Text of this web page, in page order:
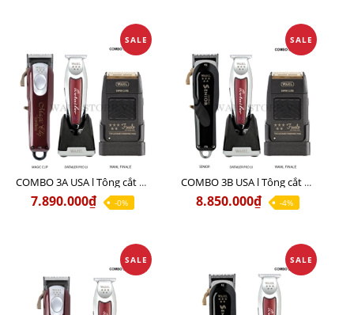
SALE
COMBO 3A USA l Tông cắt MAGIC + Tông viền DETAILER PRO LI + Cạo khô FINALE
7.890.000₫ -0%
SALE
COMBO 3B USA l Tông cắt SENIOR + Tông viền DETAILER PRO LI + Cạo khô FINALE
8.850.000₫ -4%
SALE SALE